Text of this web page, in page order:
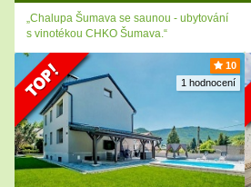
„Chalupa Šumava se saunou - ubytování
s vinotékou CHKO Šumava.“
10
1 hodnocení